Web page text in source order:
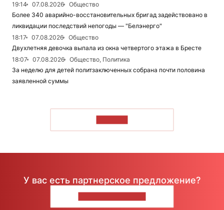
19:14
07.08.2026
Общество
Более 340 аварийно-восстановительных бригад задействовано в
ликвидации последствий непогоды — "Белэнерго"
18:17
07.08.2026
Общество
Двухлетняя девочка выпала из окна четвертого этажа в Бресте
18:07
07.08.2026
Общество, Политика
За неделю для детей политзаключенных собрана почти половина
заявленной суммы
У вас есть партнерское предложение?